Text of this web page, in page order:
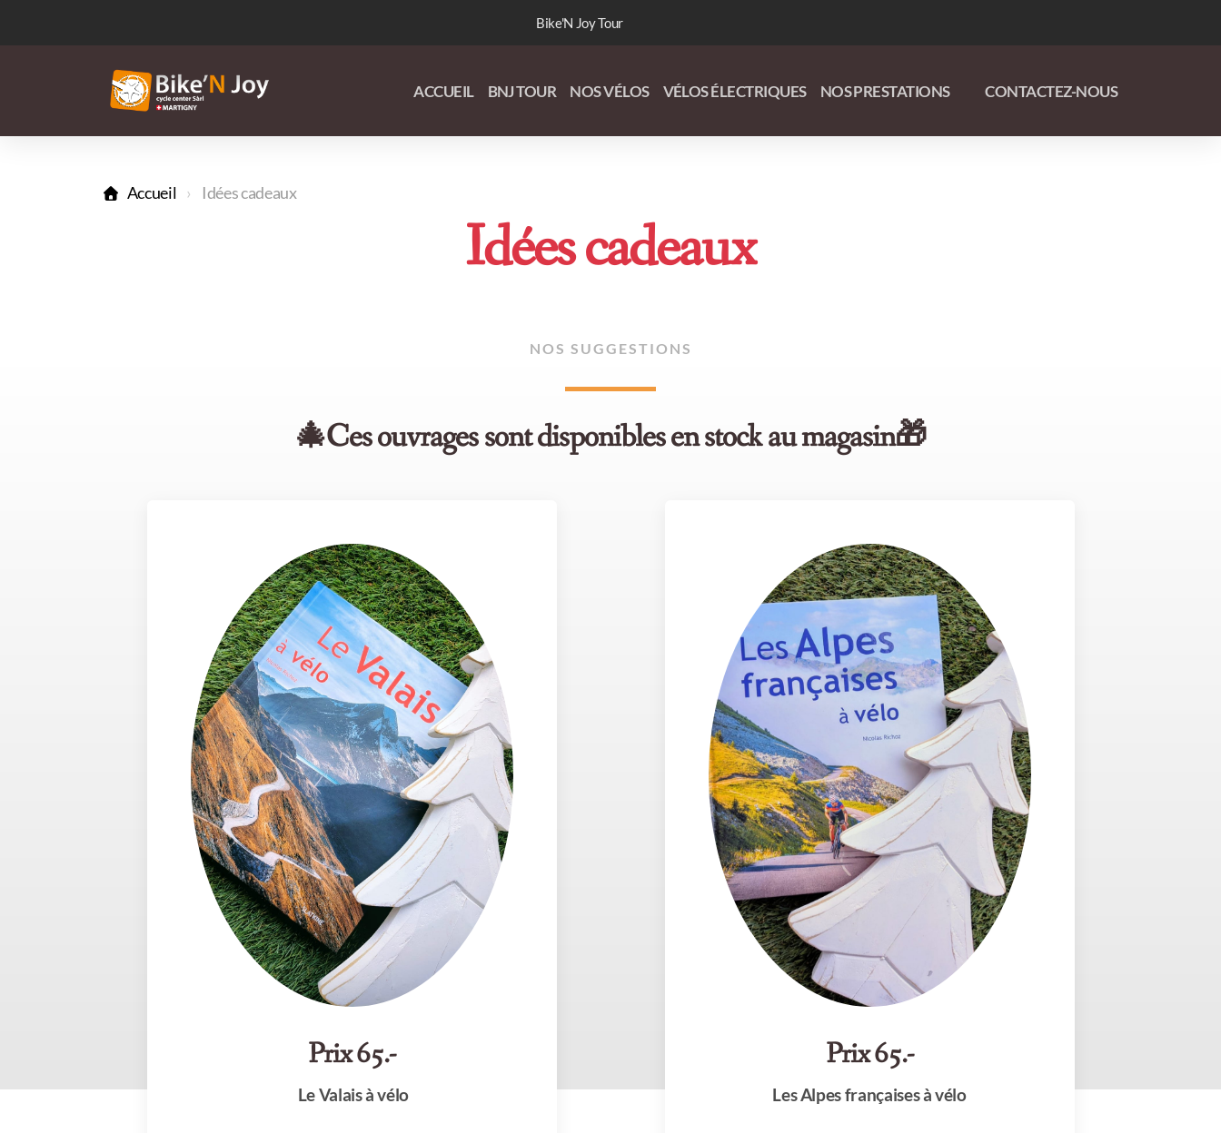
Bike'N Joy Tour
ACCUEIL BNJ TOUR NOS VÉLOS VÉLOS ÉLECTRIQUES NOS PRESTATIONS CONTACTEZ-NOUS
Accueil Idées cadeaux
Idées cadeaux
NOS SUGGESTIONS
🎄Ces ouvrages sont disponibles en stock au magasin🎁
Prix 65.-
Le Valais à vélo
Prix 65.-
Les Alpes françaises à vélo